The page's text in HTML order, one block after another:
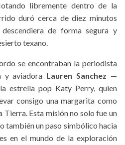
libremente dentro de la
duró cerca de diez minutos
de forma segura y
texano.
se encontraban la periodista
y aviadora Lauren Sanchez —
estrella pop Katy Perry, quien
consigo una margarita como
Esta misión no solo fue un
también un paso simbólico hacia
en el mundo de la exploración